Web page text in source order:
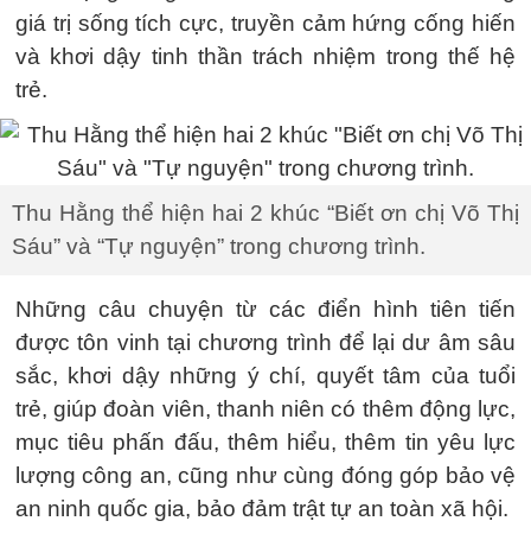
giá trị sống tích cực, truyền cảm hứng cống hiến
và khơi dậy tinh thần trách nhiệm trong thế hệ
trẻ.
Thu Hằng thể hiện hai 2 khúc “Biết ơn chị Võ Thị
Sáu” và “Tự nguyện” trong chương trình.
Những câu chuyện từ các điển hình tiên tiến
được tôn vinh tại chương trình để lại dư âm sâu
sắc, khơi dậy những ý chí, quyết tâm của tuổi
trẻ, giúp đoàn viên, thanh niên có thêm động lực,
mục tiêu phấn đấu, thêm hiểu, thêm tin yêu lực
lượng công an, cũng như cùng đóng góp bảo vệ
an ninh quốc gia, bảo đảm trật tự an toàn xã hội.